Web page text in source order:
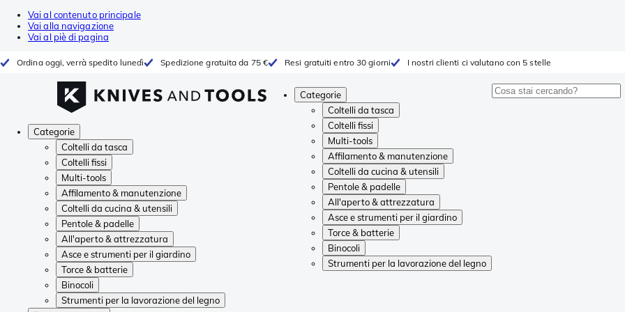
Vai al contenuto principale
Vai alla navigazione
Vai al piè di pagina
Ordina oggi, verrà spedito lunedì Spedizione gratuita da 75 € Resi gratuiti entro 30 giorni I nostri clienti ci valutano con 5 stelle
Categorie
Coltelli da tasca
Coltelli fissi
Multi-tools
Affilamento & manutenzione
Coltelli da cucina & utensili
Pentole & padelle
All'aperto & attrezzatura
Asce e strumenti per il giardino
Torce & batterie
Binocoli
Strumenti per la lavorazione del legno
Categorie
Coltelli da tasca
Coltelli fissi
Multi-tools
Affilamento & manutenzione
Coltelli da cucina & utensili
Pentole & padelle
All'aperto & attrezzatura
Asce e strumenti per il giardino
Torce & batterie
Binocoli
Strumenti per la lavorazione del legno